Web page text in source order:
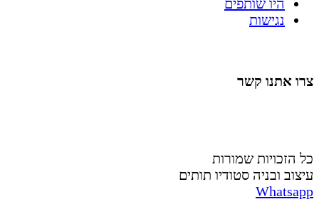
היו שותפים
נגישות
צרו אתנו קשר
כל הזכויות שמורות
עיצוב ובניה סטודיו תותים
Whatsapp